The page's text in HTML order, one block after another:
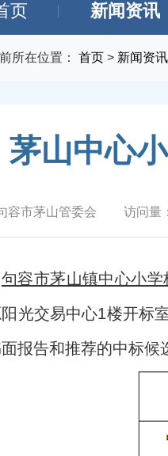
页 新闻资讯
所在位置： 首页 > 新闻资讯
茅山中心
容市茅山管委会 访问量：
句容市茅山镇中心小学
光交易中心1楼开标
报告和推荐的中标候